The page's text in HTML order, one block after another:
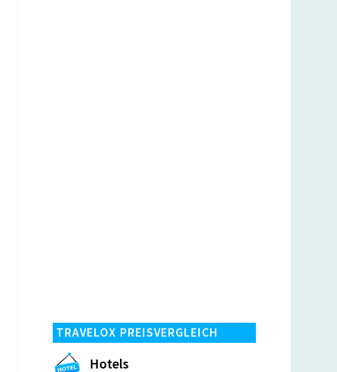
TRAVELOX PREISVERGLEICH
Hotels